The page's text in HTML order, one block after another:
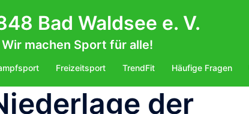
Bad Waldsee e. V.
Wir machen Sport für alle!
Freizeitsport TrendFit Häufige Fragen
der